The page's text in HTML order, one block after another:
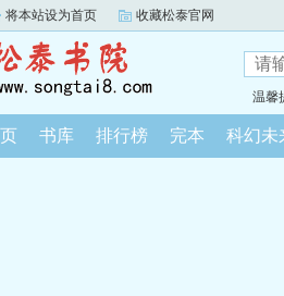
将本站设为首页 收藏松泰官网
温馨
书库 排行榜 完本 科幻未